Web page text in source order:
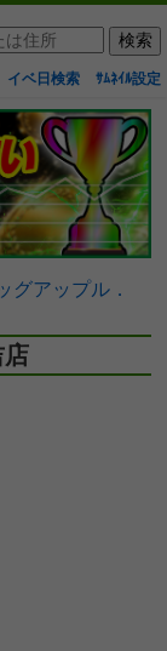
イベ日検索 ｻﾑﾈｲﾙ設定
グアップル．
店